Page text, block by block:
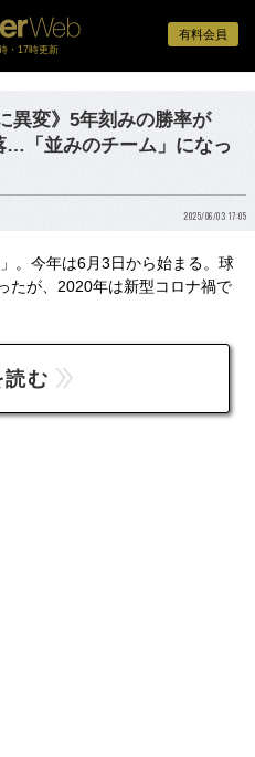
有料会員
・17時更新
異変》5年刻みの勝率が
…「並みのチーム」になっ
2025/06/03 17:05
。今年は6月3日から始まる。球
たが、2020年は新型コロナ禍で
む